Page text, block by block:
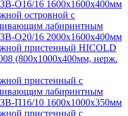
О16/16 1600х1600х400мм
островной с
лабиринтным
О20/16 2000х1600х400мм
пристенный HICOLD
(800х1000х400мм, нерж.
пристенный с
лабиринтным
П16/10 1600х1000х350мм
пристенный с